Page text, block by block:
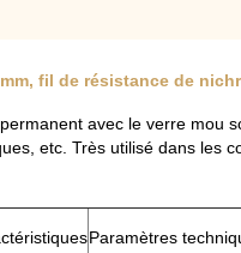
fil de résistance de
avec le verre mou
etc. Très utilisé dans les
Paramètres